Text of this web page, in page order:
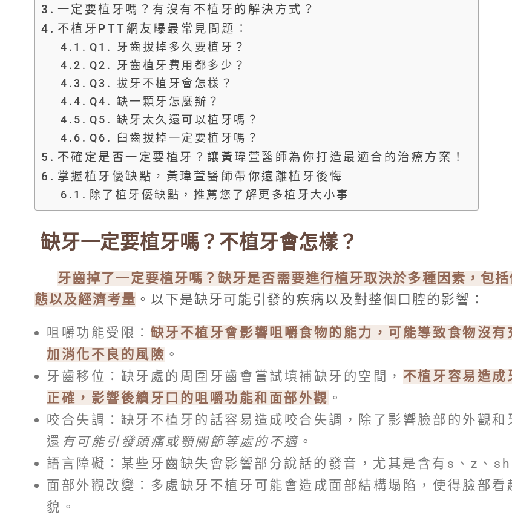
一定要植牙嗎？有沒有不植牙的解決方式？
不植牙PTT網友曝最常見問題：
Q1. 牙齒拔掉多久要植牙？
Q2. 牙齒植牙費用都多少？
Q3. 拔牙不植牙會怎樣？
Q4. 缺一顆牙怎麼辦？
Q5. 缺牙太久還可以植牙嗎？
Q6. 臼齒拔掉一定要植牙嗎？
不確定是否一定要植牙？讓黃瑋萱醫師為你打造最適合的治療方案！
掌握植牙優缺點，黃瑋萱醫師帶你遠離植牙後悔
除了植牙優缺點，推薦您了解更多植牙大小事
缺牙一定要植牙嗎？不植牙會怎樣？
牙齒掉了一定要植牙嗎？缺牙是否需要進行植牙取決於多種因素，包
態以及經濟考量 。以下是缺牙可能引發的疾病以及對整個口腔的影響：
咀嚼功能受限： 缺牙不植牙會影響咀嚼食物的能力，可能導致食物沒有
加消化不良的風險 。
牙齒移位：缺牙處的周圍牙齒會嘗試填補缺牙的空間， 不植牙容易造成
正確，影響後續牙口的咀嚼功能和面部外觀 。
咬合失調：缺牙不植牙的話容易造成咬合失調，除了影響臉部的外觀和
還 有可能引發頭痛或顎關節等處的不適 。
語言障礙：某些牙齒缺失會影響部分說話的發音，尤其是含有s、z、sh
面部外觀改變：多處缺牙不植牙可能會造成面部結構塌陷，使得臉部看
貌。